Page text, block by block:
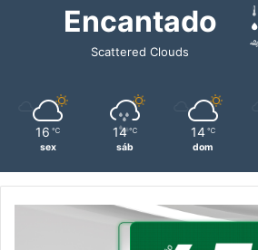
Encantado
Scattered Clouds
16 ℃
sex
14 ℃
sáb
14 ℃
dom